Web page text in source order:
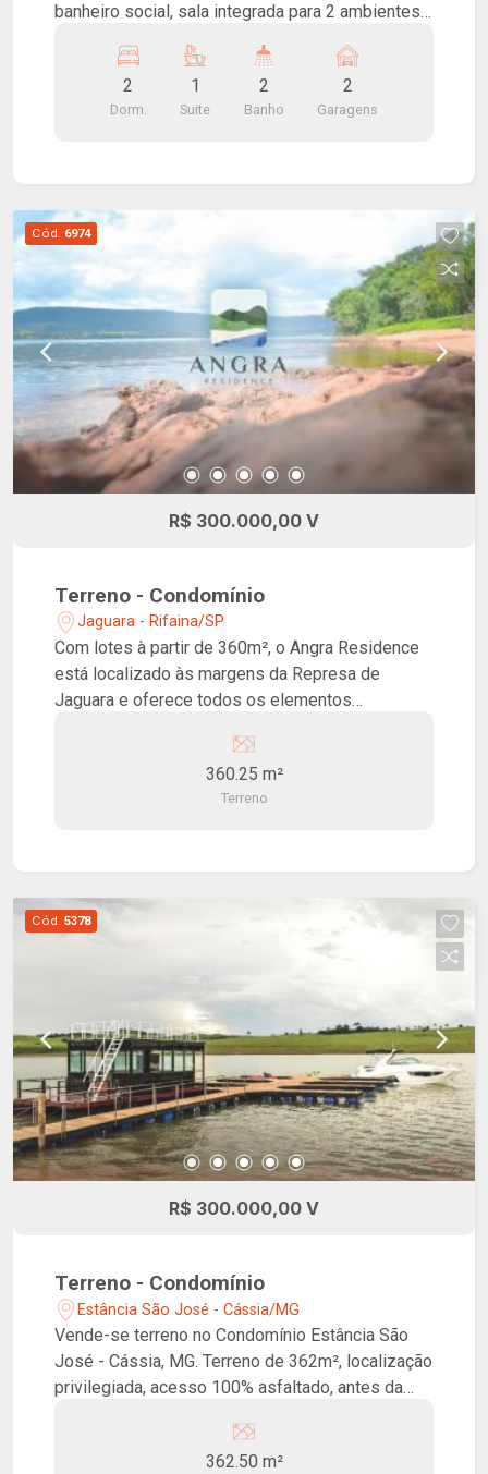
banheiro social, sala integrada para 2 ambientes,
claridade e 2 vagas de garagem descobertas.
2
Dorm.
1
Suite
2
Banho
2
Garagens
Cód. 6974
R$ 300.000,00 V
Terreno - Condomínio
Jaguara - Rifaina/SP
Com lotes à partir de 360m², o Angra Residence
está localizado às margens da Represa de
Jaguara e oferece todos os elementos
estacionamento, este empreendimento
proporciona um lazer completo para seus
uma praia perdida exclusiva, uma ampla área
verde, uma marina privativa, além de um
360.25 m²
Terreno
Cód. 5378
R$ 300.000,00 V
Terreno - Condomínio
Estância São José - Cássia/MG
Vende-se terreno no Condomínio Estância São
José - Cássia, MG. Terreno de 362m², localização
privilegiada, acesso 100% asfaltado, antes da
segurança e infraestrutura para lazer e bem estar.
362.50 m²